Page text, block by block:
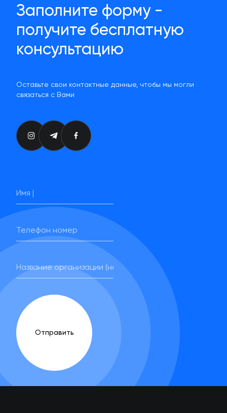
Заполните форму -
получите бесплатную
консультацию
Оставьте свои контактные данные, чтобы мы могли
связаться с Вами
Отправить